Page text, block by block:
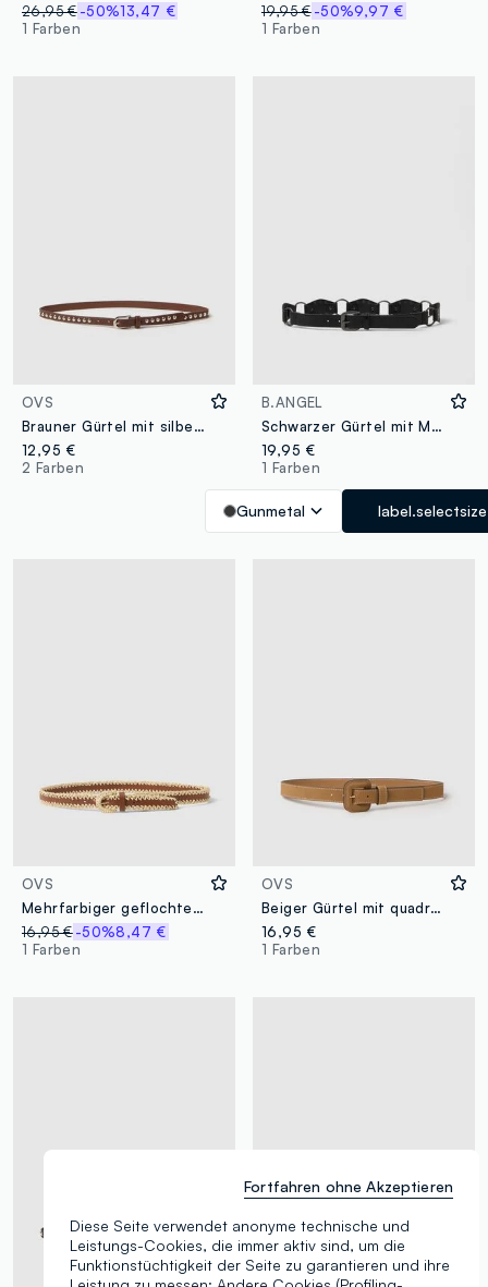
26,95 €-50%13,47 €
1 Farben
19,95 € -50%9,97 €
1 Farben
OVS
Brauner Gürtel mit silbernen Nieten
12,95 €
2 Farben
B.ANGEL
Schwarzer Gürtel mit Metallelementen
19,95 €
1 Farben
Gunmetal label.selectsize
OVS
Mehrfarbiger geflochtener Gürtel
16,95 €-50%8,47 €
1 Farben
OVS
Beiger Gürtel mit quadratischer Schnalle
16,95 €
1 Farben
Diese Seite verwendet anonyme technische und
Leistungs-Cookies, die immer aktiv sind, um die
Funktionstüchtigkeit der Seite zu garantieren und ihre
Fortfahren ohne Akzeptieren